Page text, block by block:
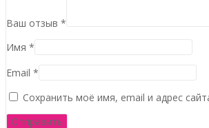
Ваш отзыв *
Имя *
Email *
Сохранить моё имя, email и адрес